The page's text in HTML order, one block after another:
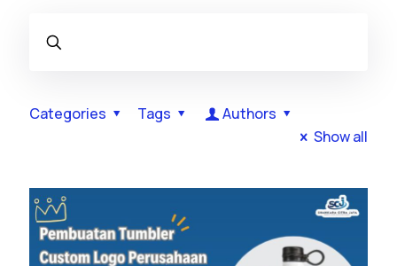
Categories Tags
Authors
Show all